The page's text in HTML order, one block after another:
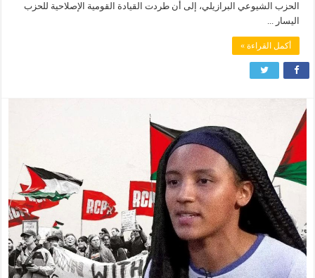
الحزب الشيوعي البرازيلي، إلى أن طردت القيادة القومية الإصلاحية للحزب
اليسار ...
أكمل القراءة »